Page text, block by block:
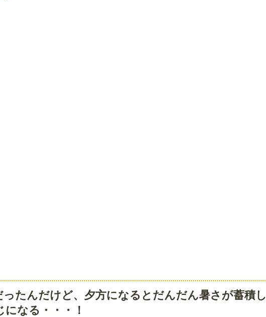
たんだけど、夕方になるとだんだん暑さが蓄積し
なる・・・！